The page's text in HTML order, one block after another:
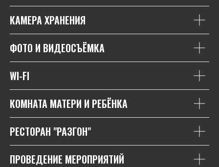
КАМЕРА ХРАНЕНИЯ
ФОТО И ВИДЕОСЪЁМКА
WI-FI
КОМНАТА МАТЕРИ И РЕБЁНКА
РЕСТОРАН "РАЗГОН"
ПРОВЕДЕНИЕ МЕРОПРИЯТИЙ